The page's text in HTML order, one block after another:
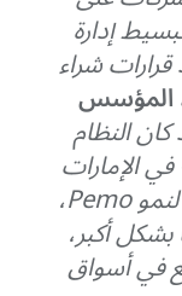
إدارة
شراء
المؤسس
كان النظام
الإمارات
العربية المتحدة الأساس المثالي لنمو Pemo،
أكبر،
في أسواق